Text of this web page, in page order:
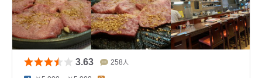
3.63 258 人